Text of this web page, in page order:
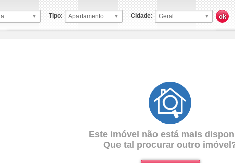
Tipo: Cidade:
Este imóvel não está mais
Que tal procurar outro